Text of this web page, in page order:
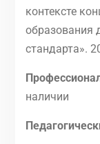
контексте
образования
стандарта».
наличии